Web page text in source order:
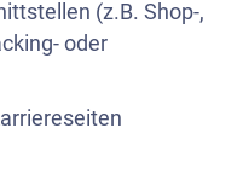
(z.B. Shop-,
oder